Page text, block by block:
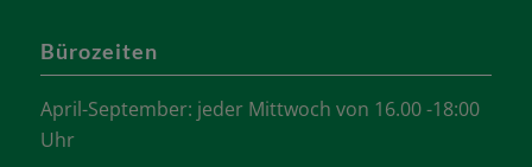
Bürozeiten
April-September: jeder Mittwoch von 16.00 -18:00
Uhr